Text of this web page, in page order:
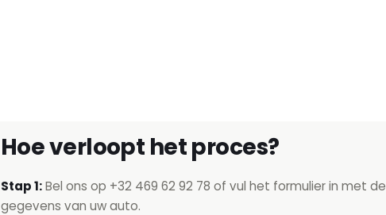
Hoe verloopt het proces?
Stap 1:Bel ons op +32 469 62 92 78 of vul het formulier in met de
gegevens van uw auto.